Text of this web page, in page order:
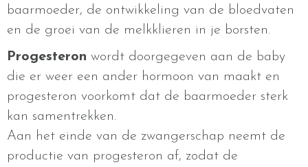
baarmoeder, de ontwikkeling van de bloedvaten
en de groei van de melkklieren in je borsten.
Progesteron wordt doorgegeven aan de baby
die er weer een ander hormoon van maakt en
progesteron voorkomt dat de baarmoeder sterk
kan samentrekken.
Aan het einde van de zwangerschap neemt de
productie van progesteron af, zodat de